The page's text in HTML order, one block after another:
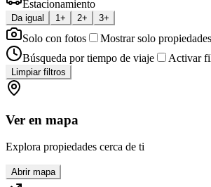
Estacionamiento
Da igual 1+ 2+ 3+
Solo con fotos
Mostrar solo
Búsqueda por tiempo de viaje
Activar
Limpiar filtros
Ver en mapa
Explora propiedades cerca de ti
Abrir mapa